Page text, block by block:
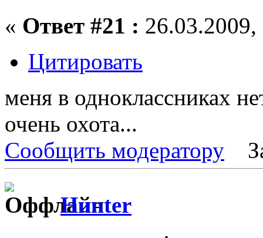
« Ответ #21 :
Цитировать
меня в одноклассниках
очень охота...
Сообщить модератору
Hunter